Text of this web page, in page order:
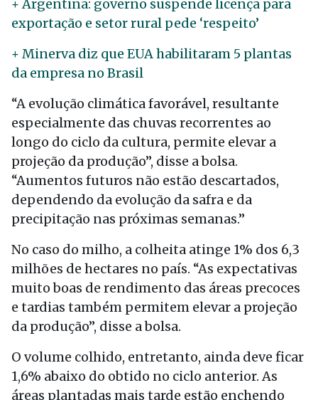
+ Argentina: governo suspende licença para
exportação e setor rural pede ‘respeito’
+ Minerva diz que EUA habilitaram 5 plantas
da empresa no Brasil
“A evolução climática favorável, resultante
especialmente das chuvas recorrentes ao
longo do ciclo da cultura, permite elevar a
projeção da produção”, disse a bolsa.
“Aumentos futuros não estão descartados,
dependendo da evolução da safra e da
precipitação nas próximas semanas.”
No caso do milho, a colheita atinge 1% dos 6,3
milhões de hectares no país. “As expectativas
muito boas de rendimento das áreas precoces
e tardias também permitem elevar a projeção
da produção”, disse a bolsa.
O volume colhido, entretanto, ainda deve ficar
1,6% abaixo do obtido no ciclo anterior. As
áreas plantadas mais tarde estão enchendo